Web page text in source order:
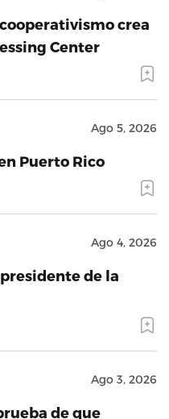
crea
Center
Ago 5, 2026
Puerto Rico
Ago 4, 2026
de la
Ago 3, 2026
de que